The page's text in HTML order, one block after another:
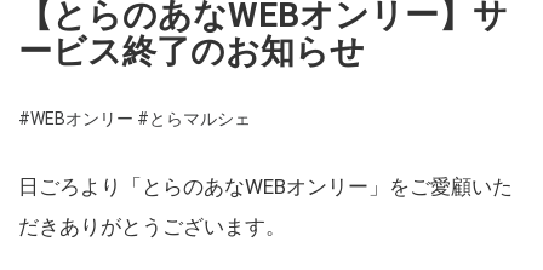
【とらのあなWEBオンリー】サ
ービス終了のお知らせ
#WEBオンリー #とらマルシェ
日ごろより「とらのあなWEBオンリー」をご愛顧いた
だきありがとうございます。